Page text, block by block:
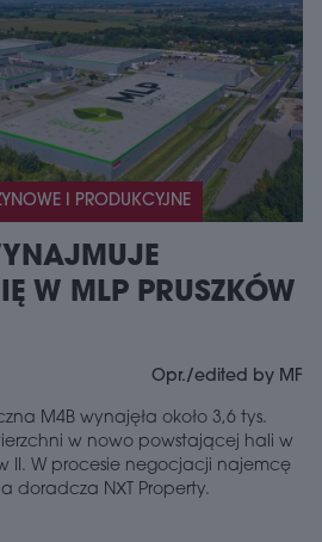
I PRODUKCYJNE
W MLP PRUSZKÓW
Opr./edited by MF
M4B wynajęła około 3,6 tys.
w nowo powstającej hali w
II. W procesie negocjacji najemcę
doradcza NXT Property.